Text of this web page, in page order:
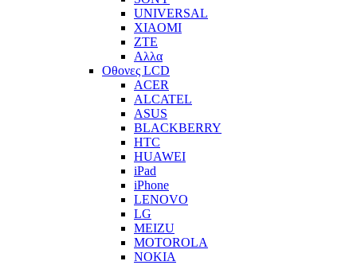
UNIVERSAL
XIAOMI
ZTE
Αλλα
Οθονες LCD
ACER
ALCATEL
ASUS
BLACKBERRY
HTC
HUAWEI
iPad
iPhone
LENOVO
LG
MEIZU
MOTOROLA
NOKIA